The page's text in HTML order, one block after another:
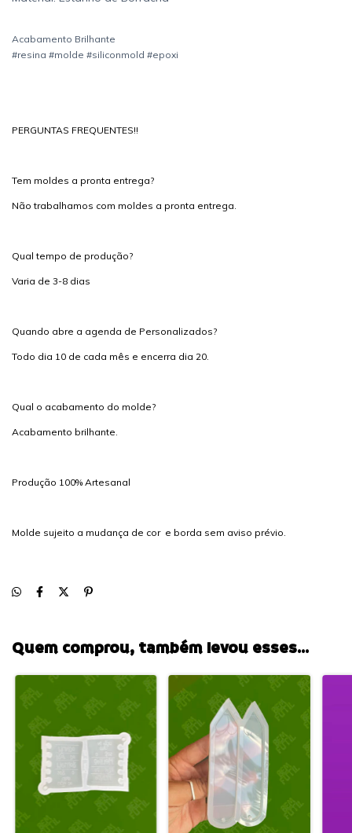
Acabamento Brilhante
#resina #molde #siliconmold #epoxi
PERGUNTAS FREQUENTES!!
Tem moldes a pronta entrega?
Não trabalhamos com moldes a pronta entrega.
Qual tempo de produção?
Varia de 3-8 dias
Quando abre a agenda de Personalizados?
Todo dia 10 de cada mês e encerra dia 20.
Qual o acabamento do molde?
Acabamento brilhante.
Produção 100% Artesanal
Molde sujeito a mudança de cor e borda sem aviso prévio.
Quem comprou, também levou esses...